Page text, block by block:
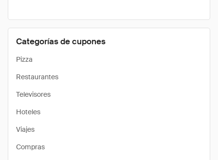
Categorías de cupones
Pizza
Restaurantes
Televisores
Hoteles
Viajes
Compras